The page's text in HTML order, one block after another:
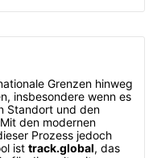
Grenzen hinweg
insbesondere wenn es
Standort und den
den modernen
Prozess jedoch
ist track.global, das